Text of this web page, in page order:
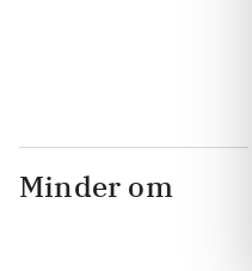
Minder om